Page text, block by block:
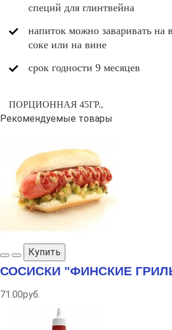
специй для глинтвейна
напиток можно заваривать на
соке или на вине
срок годности 9 месяцев
ПОРЦИОННАЯ 45ГР.,
Рекомендуемые товары
Купить
СОСИСКИ "ФИНСКИЕ
71.00руб.